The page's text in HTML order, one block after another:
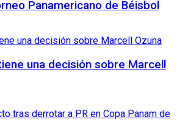
Panamericano de Béisbol
una decisión sobre Marcell